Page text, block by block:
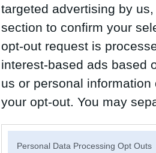
targeted advertising by
section to confirm your
opt-out request is
interest-based ads based
us or personal
your opt-out. You may
Personal Data Processing Opt Outs